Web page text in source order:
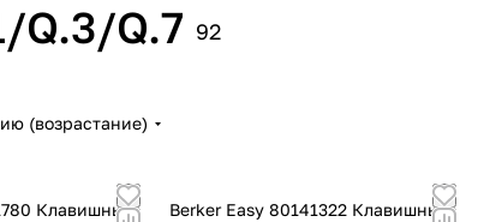
Q.3/Q.7 92
(возрастание)
Клавишный
Berker Easy 80141322 Клавишный